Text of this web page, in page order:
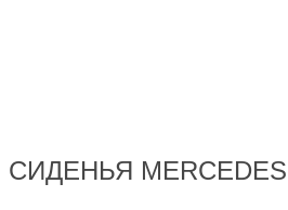
СИДЕНЬЯ MERCEDES